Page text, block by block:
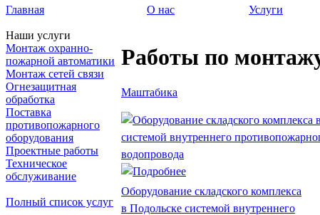
Главная О нас Услуги
Наши услуги
Монтаж охранно-
пожарной автоматики
Монтаж сетей связи
Огнезащитная
обработка
Поставка
противопожарного
оборудования
Проектные работы
Техническое
обслуживание
Полный список услуг
Работы по
Маштабика
Оборудование складского комплекса
в Подольске системой внутреннего